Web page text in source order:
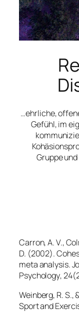
…ehrliche,
Gefühl, im
Gruppe
Carron, A. V.,
D. (2002).
meta analysis.
Psychology,24
Weinberg, R. S.,
Sport and